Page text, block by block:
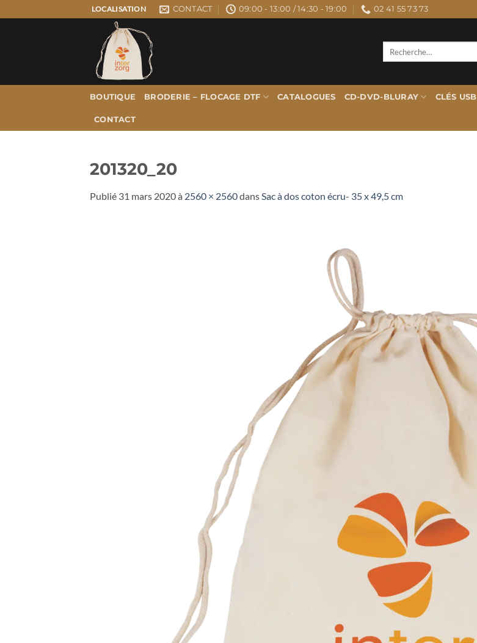
au
LOCALISATION CONTACT 09:00 - 13:00 / 14:30 - 19:00 02 41 55 73 73
BOUTIQUE BRODERIE – FLOCAGE DTF CATALOGUES CD-DVD-BLURAY CLÉS USB
CONTACT
201320_20
Publié 31 mars 2020à 2560 × 2560dans Sac à dos coton écru- 35 x 49,5 cm